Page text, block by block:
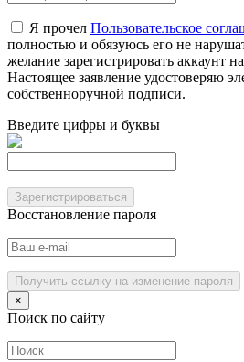
Я прочел Пользовательское
полностью и обязуюсь его не
желание зарегистрировать аккаунт
Настоящее заявление удостоверяю
собственноручной подписи.
Введите цифры и буквы
Зарегистрироваться
Восстановление пароля
Получить ссылку на изменение пароля
×
Поиск по сайту